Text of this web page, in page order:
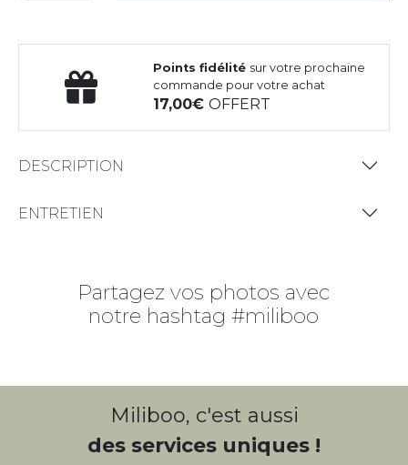
Points fidélité sur votre prochaine
commande pour votre achat
17,00OFFERT
DESCRIPTION
ENTRETIEN
Partagez vos photos avec
notre hashtag #miliboo
Miliboo, c'est aussi
des services uniques !